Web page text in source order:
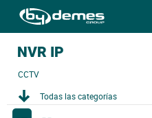
NVR IP
CCTV
Todas las categorías